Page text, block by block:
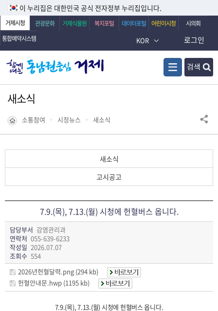
이 누리집은 대한민국 공식 전자정부 누리집입니다.
거제시청 관광문화 거제식물원 복지포털 데이터포털 어린이시청
시의회
통합예약시스템
KOR
검색
로그인
새소식
소통참여 시정뉴스 새소식
새소식
고시공고
7.9.(목), 7.13.(월) 시청에 헌혈버스 옵니다.
담당부서 감염관리과
연락처 055-639-6233
작성일 2026.07.07
조회수 554
2026년헌혈달력.png (294 kb)
헌혈안내문.hwp (1195 kb)
7.9.(목), 7.13.(월) 시청에 헌혈버스 옵니다.